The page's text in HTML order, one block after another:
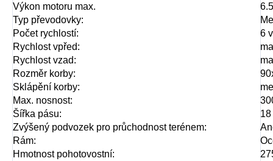
Výkon motoru max.
Typ převodovky:
Počet rychlostí:
6
Rychlost vpřed:
Rychlost vzad:
Rozměr korby:
Sklápění korby:
Max. nosnost:
Šířka pásu:
18
Zvýšený podvozek pro průchodnost terénem:
Rám:
Hmotnost pohotovostní: